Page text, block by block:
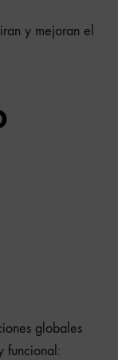
y mejoran el
globales
funcional: